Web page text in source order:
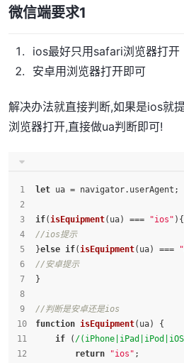
微信端要求1
ios最好只用safari浏览器打开
安卓用浏览器打开即可
解决办法就直接判断,如果是ios就
浏览器打开,直接做ua判断即可!
let ua = navigator. userAgent ;
if(isEquipment(ua) === "ios" ){
//ios提示
}else if(isEquipment(ua) ===
//安卓提示
}
//判断是安卓还是ios
function isEquipment( ua) {
if ( /
return
"ios" ;